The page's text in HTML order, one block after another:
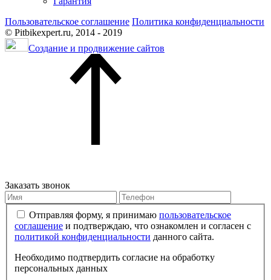
Пользовательское соглашение Политика конфиденциальности
© Pitbikexpert.ru, 2014 - 2019
Создание и продвижение сайтов
Заказать звонок
Отправляя форму, я принимаю пользовательское
соглашение и подтверждаю, что ознакомлен и согласен с
политикой конфиденциальности данного сайта.
Необходимо подтвердить согласие на обработку
персональных данных